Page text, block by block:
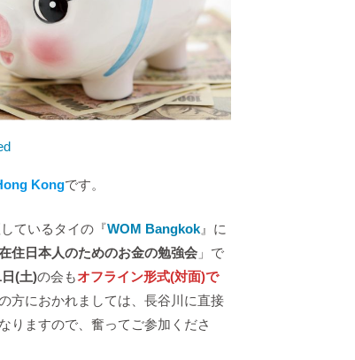
Kongです。
ているタイの『WOM Bangkok 』に
住日本人のためのお金の勉強会 」で
(土)の会もオフライン形式(対面)で
方におかれましては、長谷川に直接
りますので、奮ってご参加くださ